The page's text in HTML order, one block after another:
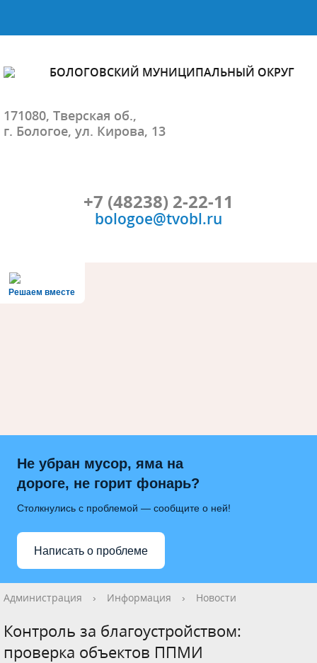
БОЛОГОВСКИЙ МУНИЦИПАЛЬНЫЙ ОКРУГ
171080, Тверская об.,
г. Бологое, ул. Кирова, 13
+7 (48238) 2-22-11
bologoe@tvobl.ru
Решаем вместе
Не убран мусор, яма на
дороге, не горит фонарь?
Столкнулись с проблемой — сообщите о ней!
Написать о проблеме
Администрация › Информация › Новости
Контроль за благоустройством:
проверка объектов ППМИ